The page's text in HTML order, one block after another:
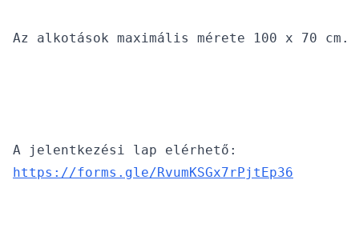
https://forms.gle/RvumKSGx7rPjtEp36